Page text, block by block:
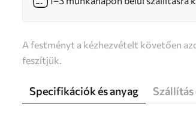
A festményt a kézhezvételt követően
feszítjük.
Specifikációk és anyag Szállítás